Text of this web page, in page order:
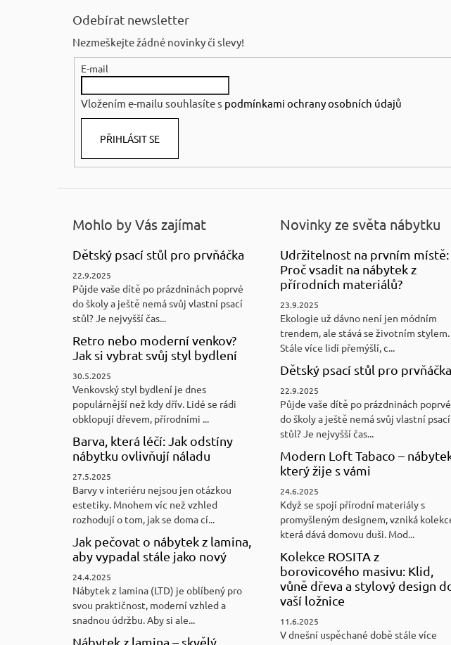
Odebírat newsletter
Nezmeškejte žádné novinky či slevy!
E-mail
Vložením e-mailu souhlasíte s podmínkami ochrany osobních údajů
PŘIHLÁSIT SE
Mohlo by Vás zajímat
Dětský psací stůl pro prvňáčka
22.9.2025
Půjde vaše dítě po prázdninách poprvé
do školy a ještě nemá svůj vlastní psací
stůl? Je nejvyšší čas...
Retro nebo moderní venkov?
Jak si vybrat svůj styl bydlení
30.5.2025
Venkovský styl bydlení je dnes
populárnější než kdy dřív. Lidé se rádi
obklopují dřevem, přírodními ...
Barva, která léčí: Jak odstíny
nábytku ovlivňují náladu
27.5.2025
Barvy v interiéru nejsou jen otázkou
estetiky. Mnohem víc než vzhled
rozhodují o tom, jak se doma cí...
Jak pečovat o nábytek z lamina,
aby vypadal stále jako nový
24.4.2025
Nábytek z lamina (LTD) je oblíbený pro
svou praktičnost, moderní vzhled a
snadnou údržbu. Aby si ale...
Nábytek z lamina – skvělý
Novinky ze světa nábytku
Udržitelnost na prvním místě:
Proč vsadit na nábytek z
přírodních materiálů?
23.9.2025
Ekologie už dávno není jen módním
trendem, ale stává se životním stylem.
Stále více lidí přemýšlí, c...
Dětský psací stůl pro prvňáčka
22.9.2025
Půjde vaše dítě po prázdninách poprvé
do školy a ještě nemá svůj vlastní psací
stůl? Je nejvyšší čas...
Modern Loft Tabaco –
který žije s vámi
24.6.2025
Když se spojí přírodní materiály s
promyšleným designem, vzniká
která dává domovu duši. Mod...
Kolekce ROSITA z
borovicového masivu: Klid,
vůně dřeva a stylový design
vaší ložnice
11.6.2025
V dnešní uspěchané době stále více